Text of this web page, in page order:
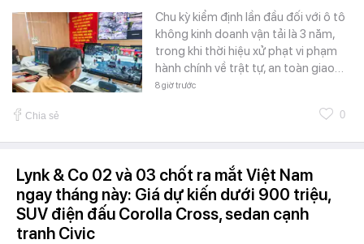
Chu kỳ kiểm định lần đầu đối với ô tô
không kinh doanh vận tải là 3 năm,
trong khi thời hiệu xử phạt vi phạm
hành chính về trật tự, an toàn giao…
8 giờ trước
Chia sẻ 0
Lynk & Co 02 và 03 chốt ra mắt Việt Nam
ngay tháng này: Giá dự kiến dưới 900 triệu,
SUV điện đấu Corolla Cross, sedan cạnh
tranh Civic